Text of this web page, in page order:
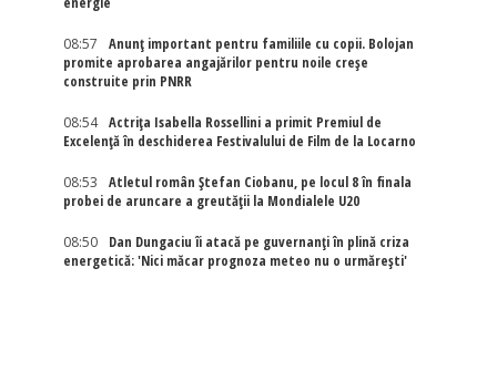
08:57
Anunț important pentru familiile cu copii. Bolojan
promite aprobarea angajărilor pentru noile creșe
construite prin PNRR
08:54
Actriţa Isabella Rossellini a primit Premiul de
Excelenţă în deschiderea Festivalului de Film de la Locarno
08:53
Atletul român Ștefan Ciobanu, pe locul 8 în finala
probei de aruncare a greutății la Mondialele U20
08:50
Dan Dungaciu îi atacă pe guvernanți în plină criza
energetică: 'Nici măcar prognoza meteo nu o urmărești'